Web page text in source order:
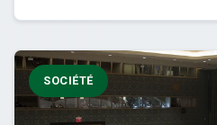
SOCIÉTÉ